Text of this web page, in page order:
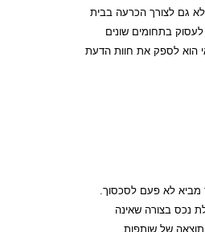
גם לצורך הכרעה בבית
בתחומים שונים
הוא לספק את חוות הדעת
מביא לא פעם לסכסוך.
נכס בצורה שאינה
תוצאה של שותפות